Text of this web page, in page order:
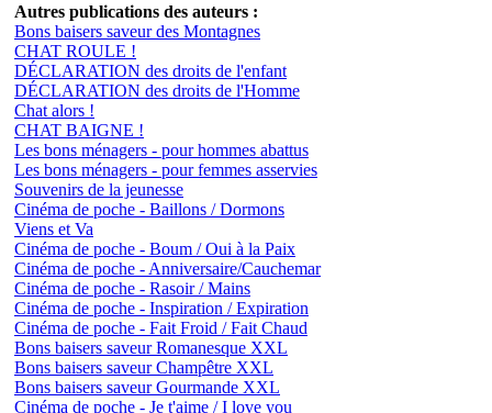
Autres publications des auteurs :
Bons baisers saveur des Montagnes
CHAT ROULE !
DÉCLARATION des droits de l'enfant
DÉCLARATION des droits de l'Homme
Chat alors !
CHAT BAIGNE !
Les bons ménagers - pour hommes abattus
Les bons ménagers - pour femmes asservies
Souvenirs de la jeunesse
Cinéma de poche - Baillons / Dormons
Viens et Va
Cinéma de poche - Boum / Oui à la Paix
Cinéma de poche - Anniversaire/Cauchemar
Cinéma de poche - Rasoir / Mains
Cinéma de poche - Inspiration / Expiration
Cinéma de poche - Fait Froid / Fait Chaud
Bons baisers saveur Romanesque XXL
Bons baisers saveur Champêtre XXL
Bons baisers saveur Gourmande XXL
Cinéma de poche - Je t'aime / I love you